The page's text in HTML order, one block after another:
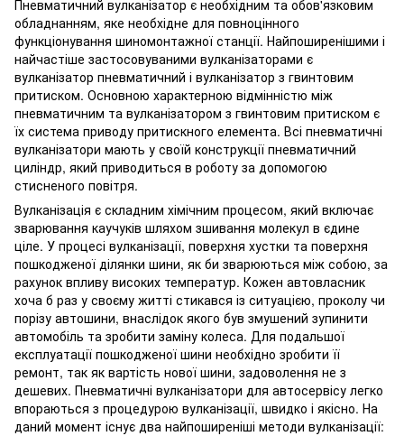
Пневматичний вулканізатор є необхідним та обов'язковим
обладнанням, яке необхідне для повноцінного
функціонування шиномонтажної станції. Найпоширенішими і
найчастіше застосовуваними вулканізаторами є
вулканізатор пневматичний і вулканізатор з гвинтовим
притиском. Основною характерною відмінністю між
пневматичним та вулканізатором з гвинтовим притиском є ​​
їх система приводу притискного елемента. Всі пневматичні
вулканізатори мають у своїй конструкції пневматичний
циліндр, який приводиться в роботу за допомогою
стисненого повітря.
Вулканізація є складним хімічним процесом, який включає
зварювання каучуків шляхом зшивання молекул в єдине
ціле. У процесі вулканізації, поверхня хустки та поверхня
пошкодженої ділянки шини, як би зварюються між собою, за
рахунок впливу високих температур. Кожен автовласник
хоча б раз у своєму житті стикався із ситуацією, проколу чи
порізу автошини, внаслідок якого був змушений зупинити
автомобіль та зробити заміну колеса. Для подальшої
експлуатації пошкодженої шини необхідно зробити її
ремонт, так як вартість нової шини, задоволення не з
дешевих. Пневматичні вулканізатори для автосервісу легко
впораються з процедурою вулканізації, швидко і якісно. На
даний момент існує два найпоширеніші методи вулканізації: